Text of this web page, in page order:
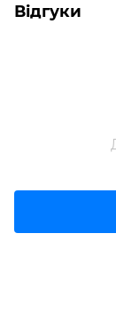
Відгуки